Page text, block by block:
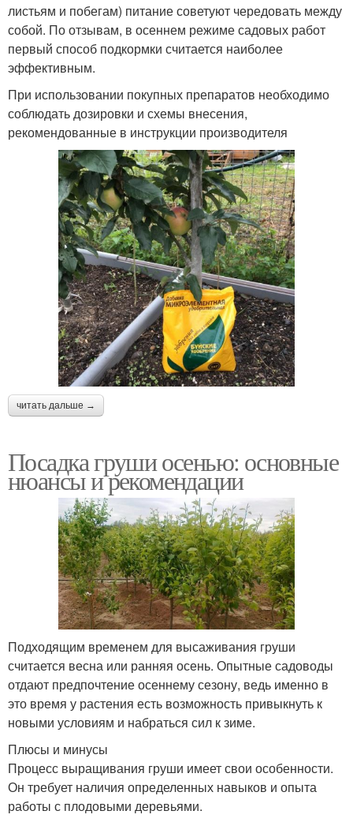
листьям и побегам) питание советуют чередовать между
собой. По отзывам, в осеннем режиме садовых работ
первый способ подкормки считается наиболее
эффективным.
При использовании покупных препаратов необходимо
соблюдать дозировки и схемы внесения,
рекомендованные в инструкции производителя
читать дальше →
Посадка груши осенью: основные
нюансы и рекомендации
Подходящим временем для высаживания груши
считается весна или ранняя осень. Опытные садоводы
отдают предпочтение осеннему сезону, ведь именно в
это время у растения есть возможность привыкнуть к
новыми условиям и набраться сил к зиме.
Плюсы и минусы
Процесс выращивания груши имеет свои особенности.
Он требует наличия определенных навыков и опыта
работы с плодовыми деревьями.